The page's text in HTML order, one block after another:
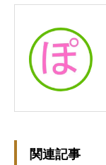
関連記事